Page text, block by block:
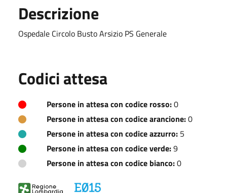
Descrizione
Ospedale Circolo Busto Arsizio PS Generale
Codici attesa
Persone in attesa con codice rosso:0
Persone in attesa con codice arancione:0
Persone in attesa con codice azzurro: 5
Persone in attesa con codice verde:9
Persone in attesa con codice bianco:0